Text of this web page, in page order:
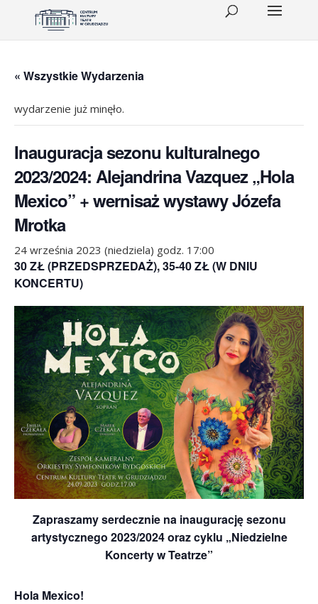
« Wszystkie Wydarzenia
wydarzenie już minęło.
Inauguracja sezonu kulturalnego
2023/2024: Alejandrina Vazquez „Hola
Mexico” + wernisaż wystawy Józefa
Mrotka
24 września 2023 (niedziela) godz. 17:00
30 ZŁ (PRZEDSPRZEDAŻ), 35-40 ZŁ (W DNIU
KONCERTU)
Zapraszamy serdecznie na inaugurację sezonu
artystycznego 2023/2024 oraz cyklu „Niedzielne
Koncerty w Teatrze”
Hola Mexico!